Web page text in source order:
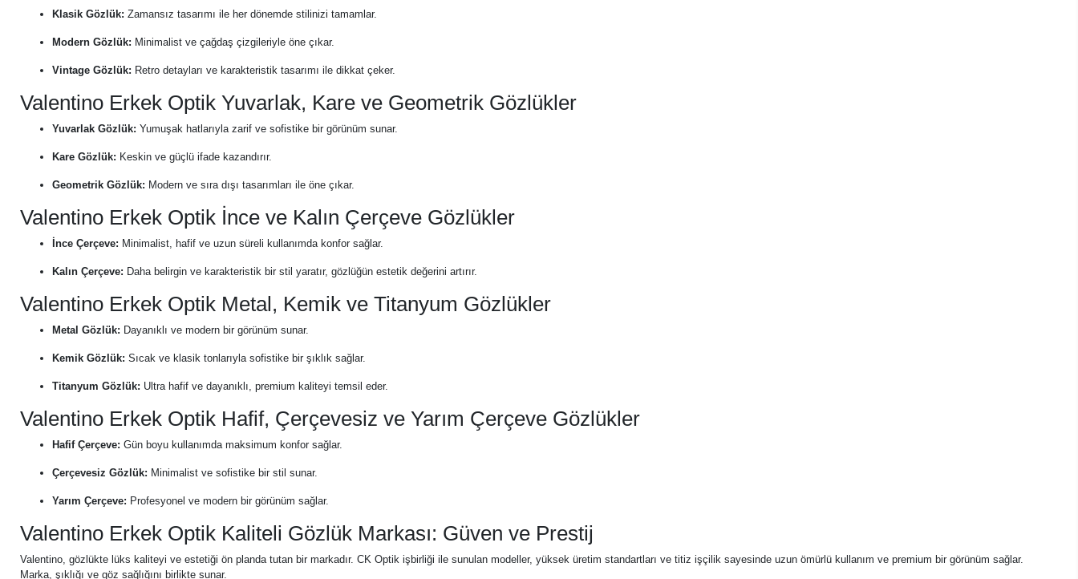
Klasik Gözlük: Zamansız tasarımı ile her dönemde stilinizi tamamlar.
Modern Gözlük: Minimalist ve çağdaş çizgileriyle öne çıkar.
Vintage Gözlük: Retro detayları ve karakteristik tasarımı ile dikkat çeker.
Valentino Erkek Optik Yuvarlak, Kare ve Geometrik Gözlükler
Yuvarlak Gözlük: Yumuşak hatlarıyla zarif ve sofistike bir görünüm sunar.
Kare Gözlük: Keskin ve güçlü ifade kazandırır.
Geometrik Gözlük: Modern ve sıra dışı tasarımları ile öne çıkar.
Valentino Erkek Optik İnce ve Kalın Çerçeve Gözlükler
İnce Çerçeve: Minimalist, hafif ve uzun süreli kullanımda konfor sağlar.
Kalın Çerçeve: Daha belirgin ve karakteristik bir stil yaratır, gözlüğün estetik değerini artırır.
Valentino Erkek Optik Metal, Kemik ve Titanyum Gözlükler
Metal Gözlük: Dayanıklı ve modern bir görünüm sunar.
Kemik Gözlük: Sıcak ve klasik tonlarıyla sofistike bir şıklık sağlar.
Titanyum Gözlük: Ultra hafif ve dayanıklı, premium kaliteyi temsil eder.
Valentino Erkek Optik Hafif, Çerçevesiz ve Yarım Çerçeve Gözlükler
Hafif Çerçeve: Gün boyu kullanımda maksimum konfor sağlar.
Çerçevesiz Gözlük: Minimalist ve sofistike bir stil sunar.
Yarım Çerçeve: Profesyonel ve modern bir görünüm sağlar.
Valentino Erkek Optik Kaliteli Gözlük Markası: Güven ve Prestij
Valentino, gözlükte lüks kaliteyi ve estetiği ön planda tutan bir markadır. CK Optik işbirliği ile sunulan modeller, yüksek üretim standartları ve titiz işçilik sayesinde uzun ömürlü kullanım ve premium bir görünüm sağlar.
Marka, şıklığı ve göz sağlığını birlikte sunar.